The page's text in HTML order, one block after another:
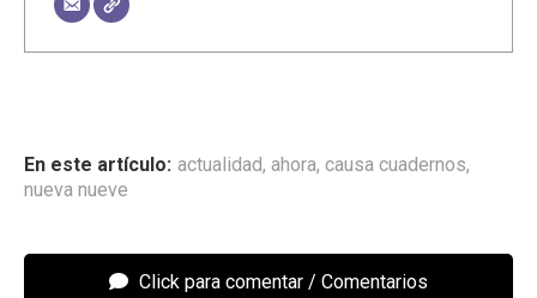
actualidad, ahora, causa cuadernos,
nueva nueve
Click para comentar